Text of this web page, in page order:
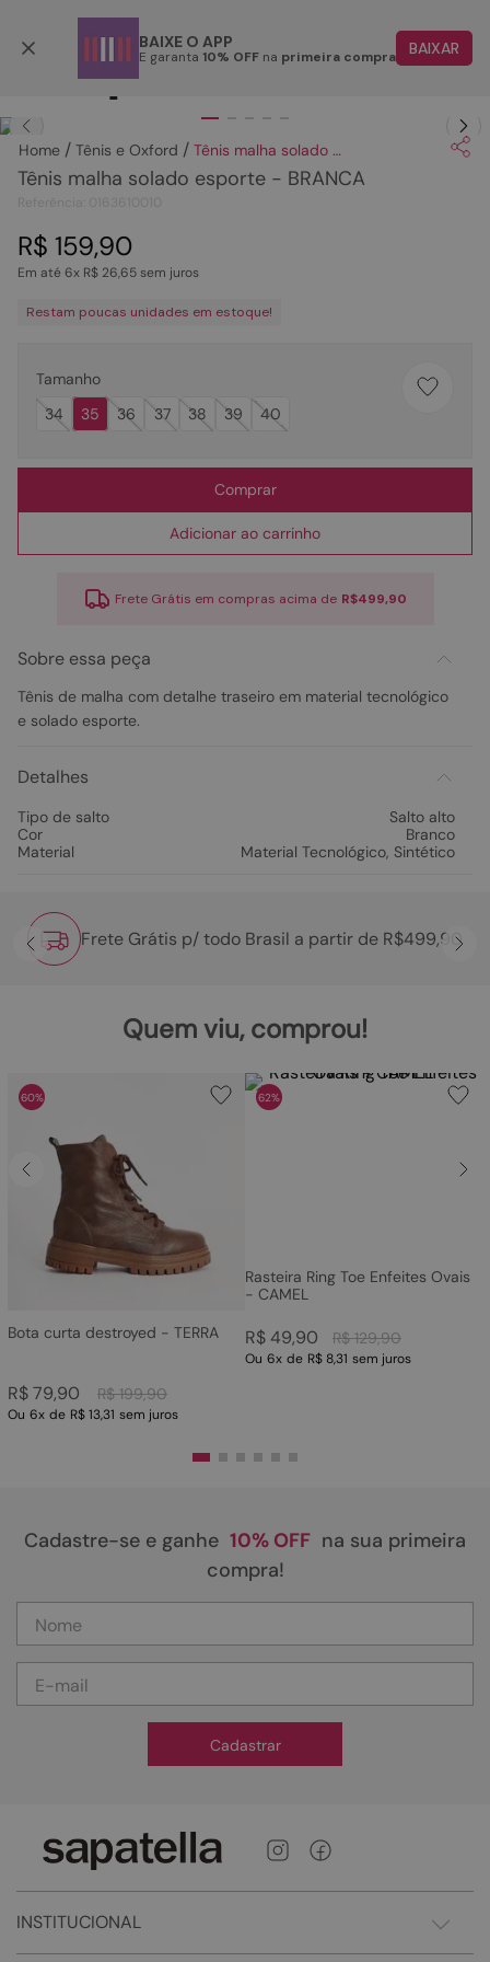
BAIXE O APP
E garanta 10% OFF na primeira compra BAIXAR
Aproveite o cupom
Tênis e Oxford Tênis malha solado esporte - BRANCA
Tênis malha solado esporte - BRANCA
R$ 159,90
Em até6x R$ 26,65sem juros
Restam poucas unidades em estoque!
Tamanho
34
35 36 37 38 39 40
Comprar
Adicionar ao carrinho
Frete Grátis em compras acima de R$499,90
Sobre essa peça
Tênis de malha com detalhe traseiro em material tecnológico
e solado esporte.
Detalhes
Tipo de salto
Salto alto
Cor
Branco
Material
Material Tecnológico, Sintético
Frete Grátis p/ todo Brasil a partir de R$499,90
Quem viu, comprou!
60%
Bota curta destroyed - TERRA
R$ 199,90
R$79,90
Ou 6x de R$ 13,31 sem juros
62%
Rasteira Ring Toe Enfeites Ovais
- CAMEL
R$ 129,90
R$49,90
Ou 6x de R$ 8,31 sem juros
Cadastre-se e ganhe 10% OFF na sua primeira
compra!
Cadastrar
INSTITUCIONAL
1
2º
tenis
4º
rasteira
5º
sandalia
6º
tamanco
sapatilha
couro
10º scarpin